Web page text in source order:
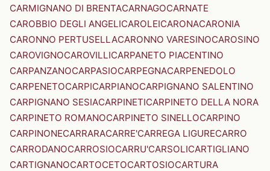
CARMIGNANO DI BRENTACARNAGOCARNATE
CAROBBIO DEGLI ANGELICAROLEICARONACARONIA
CARONNO PERTUSELLACARONNO VARESINOCAROSINO
CAROVIGNOCAROVILLICARPANETO PIACENTINO
CARPANZANOCARPASIOCARPEGNACARPENEDOLO
CARPENETOCARPICARPIANOCARPIGNANO SALENTINO
CARPIGNANO SESIACARPINETICARPINETO DELLA NORA
CARPINETO ROMANOCARPINETO SINELLOCARPINO
CARPINONECARRARACARRE'CARREGA LIGURECARRO
CARRODANOCARROSIOCARRU'CARSOLICARTIGLIANO
CARTIGNANOCARTOCETOCARTOSIOCARTURA